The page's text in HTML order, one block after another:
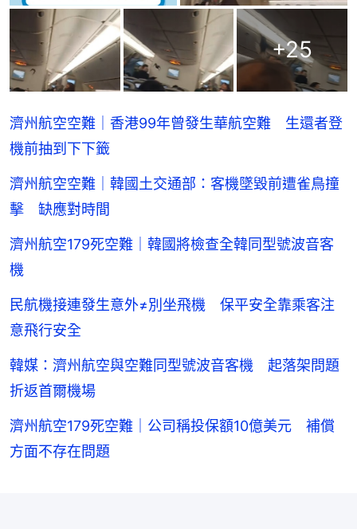
+25
濟州航空空難｜香港99年曾發生華航空難 生還者登
機前抽到下下籤
濟州航空空難｜韓國土交通部：客機墜毀前遭雀鳥撞
擊 缺應對時間
濟州航空179死空難｜韓國將檢查全韓同型號波音客
機
民航機接連發生意外≠別坐飛機 保平安全靠乘客注
意飛行安全
韓媒：濟州航空與空難同型號波音客機 起落架問題
折返首爾機場
濟州航空179死空難｜公司稱投保額10億美元 補償
方面不存在問題